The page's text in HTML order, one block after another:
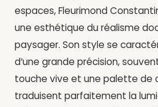
espaces, Fleurimond
une esthétique du réalisme
paysager. Son style se
d’une grande précision,
touche vive et une palette de
traduisent parfaitement la